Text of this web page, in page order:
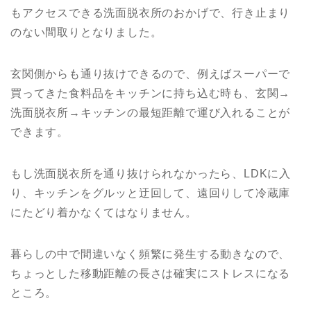
もアクセスできる洗面脱衣所のおかげで、行き止まり
のない間取りとなりました。
玄関側からも通り抜けできるので、例えばスーパーで
買ってきた食料品をキッチンに持ち込む時も、玄関→
洗面脱衣所→キッチンの最短距離で運び入れることが
できます。
もし洗面脱衣所を通り抜けられなかったら、LDKに入
り、キッチンをグルッと迂回して、遠回りして冷蔵庫
にたどり着かなくてはなりません。
暮らしの中で間違いなく頻繁に発生する動きなので、
ちょっとした移動距離の長さは確実にストレスになる
ところ。